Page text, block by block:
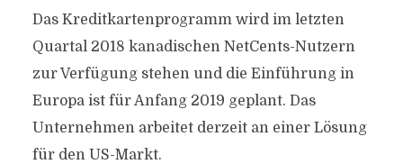
Das Kreditkartenprogramm wird im letzten
Quartal 2018 kanadischen NetCents-Nutzern
zur Verfügung stehen und die Einführung in
Europa ist für Anfang 2019 geplant. Das
Unternehmen arbeitet derzeit an einer Lösung
für den US-Markt.